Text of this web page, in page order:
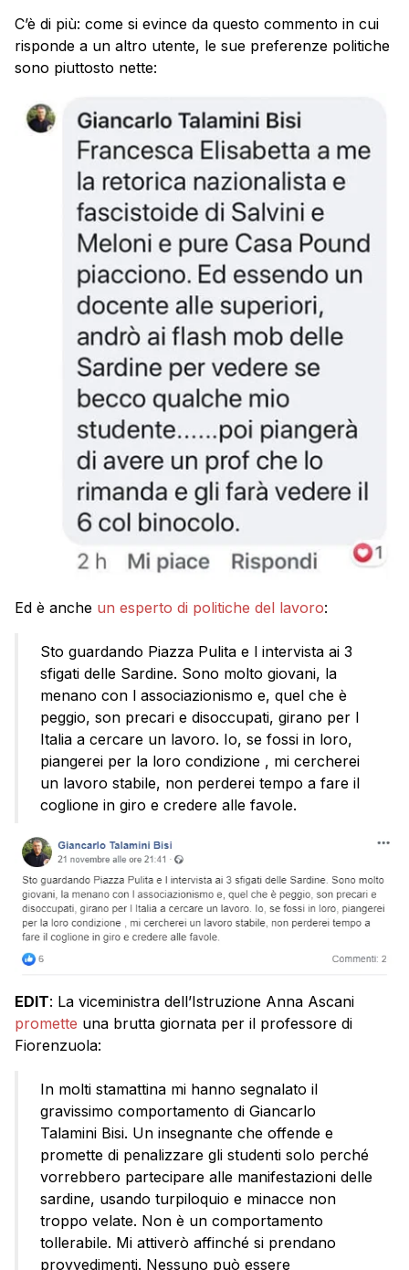
C’è di più: come si evince da questo commento in cui
risponde a un altro utente, le sue preferenze politiche
sono piuttosto nette:
Ed è anche un esperto di politiche del lavoro:
Sto guardando Piazza Pulita e l intervista ai 3
sfigati delle Sardine. Sono molto giovani, la
menano con l associazionismo e, quel che è
peggio, son precari e disoccupati, girano per l
Italia a cercare un lavoro. Io, se fossi in loro,
piangerei per la loro condizione , mi cercherei
un lavoro stabile, non perderei tempo a fare il
coglione in giro e credere alle favole.
EDIT: La viceministra dell’Istruzione Anna Ascani
promette una brutta giornata per il professore di
Fiorenzuola:
In molti stamattina mi hanno segnalato il
gravissimo comportamento di Giancarlo
Talamini Bisi. Un insegnante che offende e
promette di penalizzare gli studenti solo perché
vorrebbero partecipare alle manifestazioni delle
sardine, usando turpiloquio e minacce non
troppo velate. Non è un comportamento
tollerabile. Mi attiverò affinché si prendano
provvedimenti. Nessuno può essere